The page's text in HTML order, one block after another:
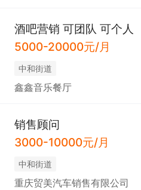
酒吧营销 可团队 可个人
5000-20000元/月
中和街道
鑫鑫音乐餐厅
销售顾问
3000-10000元/月
中和街道
重庆贸美汽车销售有限公司